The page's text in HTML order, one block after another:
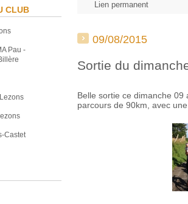
CLUB
Pau -
Castet
Lien permanent
09/08/2015
Sortie du
Belle sortie ce dimanche
parcours de 90km, avec